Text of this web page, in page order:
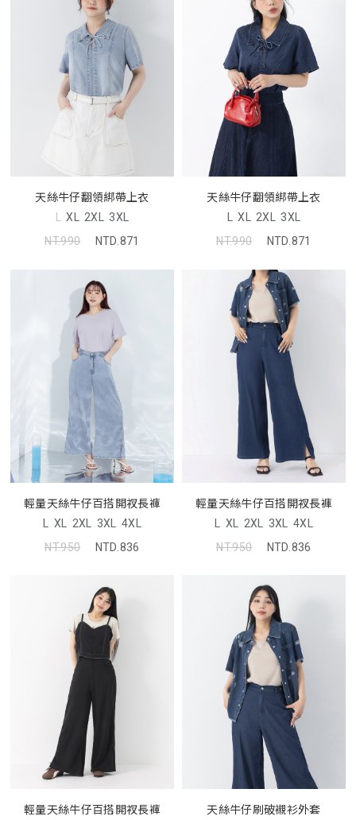
天絲牛仔翻領綁帶上衣
L XL 2XL 3XL
NT.990
NTD.871
天絲牛仔翻領綁帶上衣
L XL 2XL 3XL
NT.990
NTD.871
輕量天絲牛仔百搭開衩長褲
L XL 2XL 3XL 4XL
NT.950
NTD.836
輕量天絲牛仔百搭開衩長褲
L XL 2XL 3XL 4XL
NT.950
NTD.836
輕量天絲牛仔百搭開衩長褲
天絲牛仔刷破襯衫外套